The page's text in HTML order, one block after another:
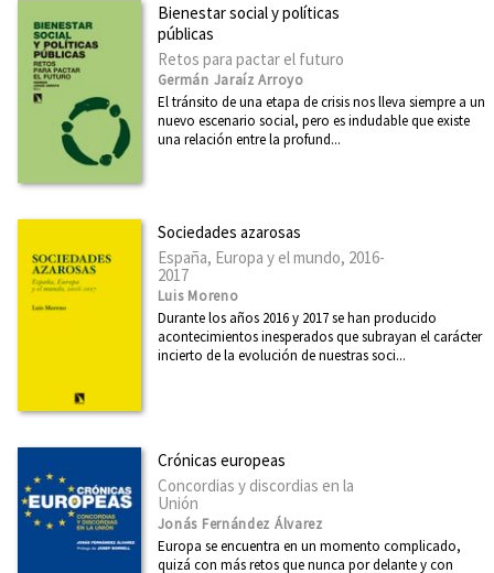
Bienestar social y políticas
públicas
Retos para pactar el futuro
Germán Jaraíz Arroyo
El tránsito de una etapa de crisis nos lleva siempre a un
nuevo escenario social, pero es indudable que existe
una relación entre la profund...
Sociedades azarosas
España, Europa y el mundo, 2016-
2017
Luis Moreno
Durante los años 2016 y 2017 se han producido
acontecimientos inesperados que subrayan el carácter
incierto de la evolución de nuestras soci...
Crónicas europeas
Concordias y discordias en la
Unión
Jonás Fernández Álvarez
Europa se encuentra en un momento complicado,
quizá con más retos que nunca por delante y con